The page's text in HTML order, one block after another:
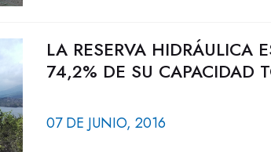
LA RESERVA HIDRÁULICA
74,2% DE SU CAPACIDAD
07 DE JUNIO, 2016